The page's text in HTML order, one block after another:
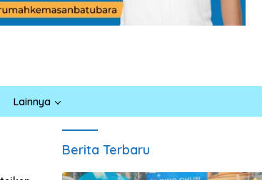
Lainnya
Berita Terbaru